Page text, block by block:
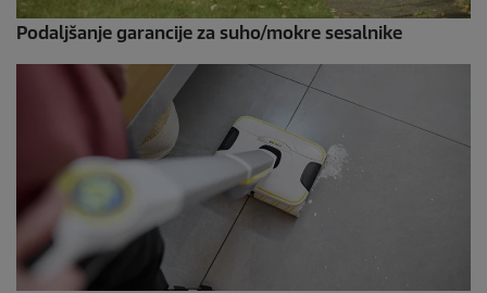
Podaljšanje garancije za suho/mokre sesalnike